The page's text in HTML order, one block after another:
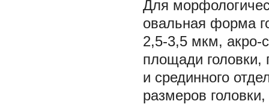
Для
овальная форма
2,5-3,5 мкм, акро-
площади головки,
и срединного
размеров